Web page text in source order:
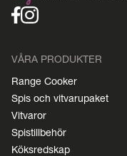
VÅRA PRODUKTER
Range Cooker
Spis och vitvarupaket
Vitvaror
Spistillbehör
Köksredskap